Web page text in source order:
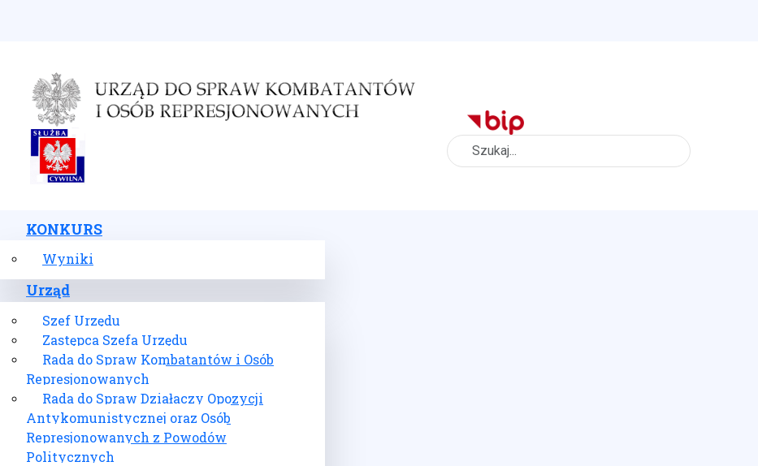
Szukaj
KONKURS
Wyniki
Urząd
Szef Urzędu
Zastępca Szefa Urzędu
Rada do Spraw Kombatantów i Osób
Represjonowanych
Rada do Spraw Działaczy Opozycji
Antykomunistycznej oraz Osób
Represjonowanych z Powodów
Politycznych